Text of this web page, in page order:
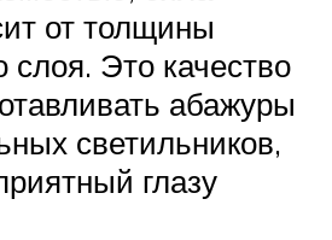
от толщины
слоя. Это качество
абажуры
светильников,
глазу